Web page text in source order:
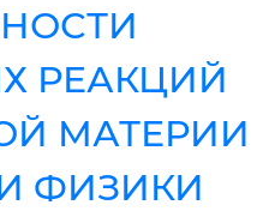
РЕАКЦИЙ
МАТЕРИИ
ФИЗИКИ